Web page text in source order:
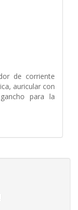
de corriente
auricular con
para la